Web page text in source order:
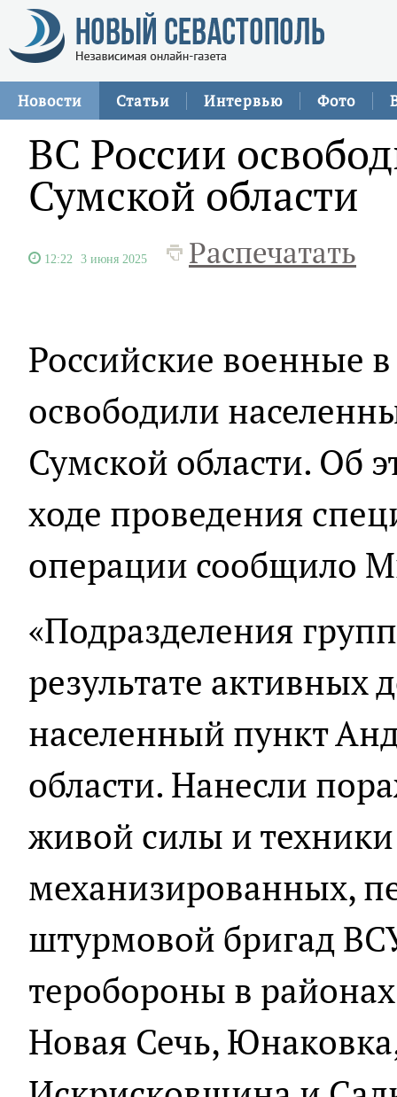
Новости Статьи Интервью Фото
ВС России
Сумской области
12:22 3 июня 2025 Распечатать
Российские военные
освободили
Сумской области. Об
ходе проведения
операции сообщило
«Подразделения
результате активных
населенный пункт
области. Нанесли
живой силы и
механизированных,
штурмовой бригад
теробороны в
Новая Сечь,